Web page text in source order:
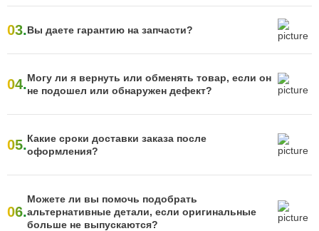
03.Вы даете гарантию на запчасти?
04.Могу ли я вернуть или обменять товар, если он
не подошел или обнаружен дефект?
05.Какие сроки доставки заказа после
оформления?
06.
Можете ли вы помочь подобрать
альтернативные детали, если оригинальные
больше не выпускаются?